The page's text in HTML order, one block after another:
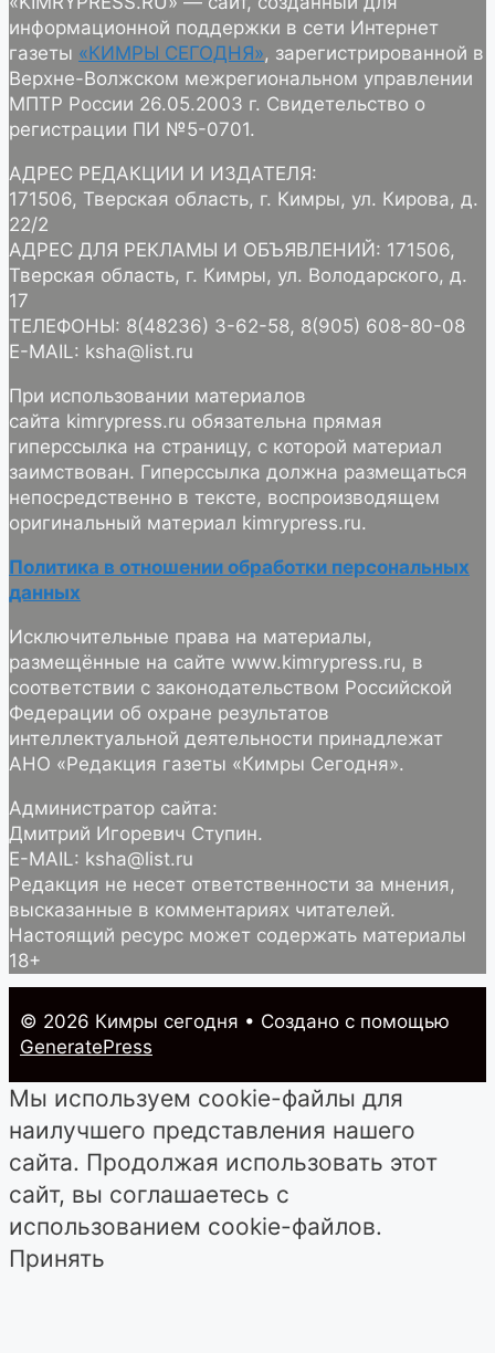
информационной поддержки в сети Интернет
газеты «КИМРЫ СЕГОДНЯ», зарегистрированной в
Верхне-Волжском межрегиональном управлении
МПТР России 26.05.2003 г. Свидетельство о
регистрации ПИ №5-0701.
АДРЕС РЕДАКЦИИ И ИЗДАТЕЛЯ:
171506, Тверская область, г. Кимры, ул. Кирова, д.
22/2
АДРЕС ДЛЯ РЕКЛАМЫ И ОБЪЯВЛЕНИЙ: 171506,
Тверская область, г. Кимры, ул. Володарского, д.
17
ТЕЛЕФОНЫ: 8(48236) 3-62-58, 8(905) 608-80-08
E-MAIL: ksha@list.ru
При использовании материалов
сайта kimrypress.ru обязательна прямая
гиперссылка на страницу, с которой материал
заимствован. Гиперссылка должна размещаться
непосредственно в тексте, воспроизводящем
оригинальный материал kimrypress.ru.
Политика в отношении обработки персональных
данных
Исключительные права на материалы,
размещённые на сайте www.kimrypress.ru, в
соответствии с законодательством Российской
Федерации об охране результатов
интеллектуальной деятельности принадлежат
АНО «Редакция газеты «Кимры Сегодня».
Администратор сайта:
Дмитрий Игоревич Ступин.
E-MAIL: ksha@list.ru
Редакция не несет ответственности за мнения,
высказанные в комментариях читателей.
Настоящий ресурс может содержать материалы
18+
© 2026 Кимры cегодня • Создано с помощью
GeneratePress
Мы используем cookie-файлы для
наилучшего представления нашего
сайта. Продолжая использовать этот
сайт, вы соглашаетесь с
использованием cookie-файлов.
Принять